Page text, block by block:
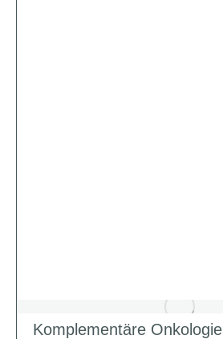
Komplementäre Onkologie